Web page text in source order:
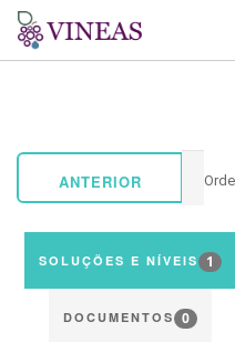
SOLUÇÕES E NÍVEIS
ANTERIOR
SOLUÇÕES E NÍVEIS 1
DOCUMENTOS 0